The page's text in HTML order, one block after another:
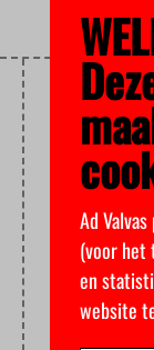
Ad
(voor het
en
website